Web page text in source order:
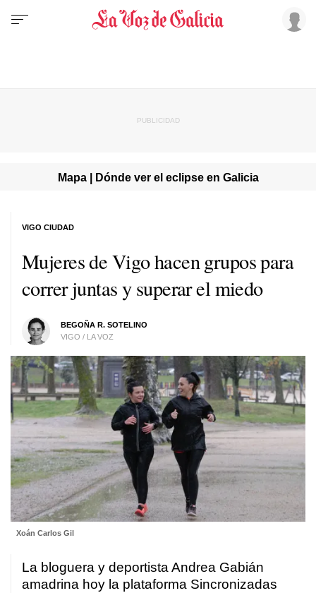
Mapa | Dónde ver el eclipse en Galicia
Mujeres de Vigo hacen grupos para
correr juntas y superar el miedo
BEGOÑA R. SOTELINO
VIGO / LA VOZ
VIGO CIUDAD
Xoán Carlos Gil
La bloguera y deportista Andrea Gabián
amadrina hoy la plataforma Sincronizadas